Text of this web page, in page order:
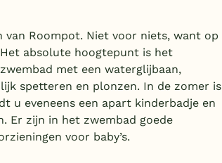
van Roompot. Niet voor niets, want op
absolute hoogtepunt is het
met een waterglijbaan,
spetteren en plonzen. In de zomer is
u eveneens een apart kinderbadje en
Er zijn in het zwembad goede
voor baby’s.